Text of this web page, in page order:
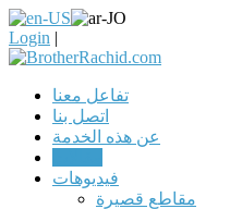
Login |
تفاعل معنا
اتصل بنا
عن هذه الخدمة
فيديوهات
مقاطع قصيرة